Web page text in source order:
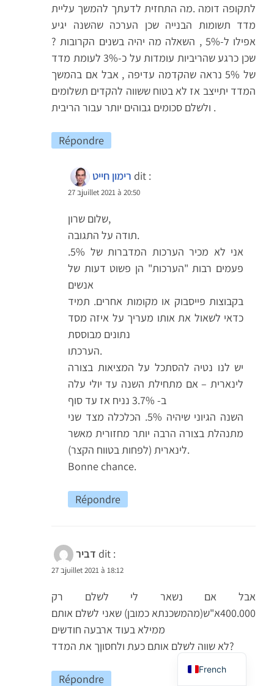
לתקופה דומה .מה התחזית לדעתך להמשך עליית
מדד תשומות הבנייה שכן הערכה שהשנה יגיע
אפילו ל-5% , השאלה מה יהיה בשנים הקרובות ?
שכן כרגע שהריביות עומדות על כ-3% לעומת מדד
של 5% נראה שהקדמה עדיפה , אבל אם בהמשך
המדד יתייצב אז לא בטוח ששווה להקדים תשלומים
ולשלם סכומים גבוהים יותר עבור הריבית .
Répondre
רימון חייט dit :
27 בjuillet 2021 à 20:50
שלום שרון,
תודה על התגובה.
אני לא מכיר הערכות המדברות של 5%.
פעמים רבות "הערכות" הן פשוט דעות של
אנשים
בקבוצות פייסבוק או מקומות אחרים. תמיד
כדאי לשאול את אותו מעריך על איזה מסד
נתונים מבוססת
הערכתו.
יש לנו נטיה להסתכל על המציאות בצורה
לינארית – אם מתחילת השנה עד יולי עלה
ב- 3.7% נניח אז עד סוף
השנה הגיוני שיהיה 5%. הכלכלה מצד שני
מתנהלת בצורה הרבה יותר מחזורית מאשר
לינארית (לפחות בטווח הקצר).
Bonne chance.
Répondre
דביר dit :
27 בjuillet 2021 à 18:12
אבל אם נשאר לי לשלם רק
400.000א"ש(מהמשכנתא כמובן) שאני לשלם אותם
ממילא בעוד ארבעה חודשים
לא שווה לשלם אותם כעת ולחסוןך את המדד?
Répondre
French
Hebrew
Arabic